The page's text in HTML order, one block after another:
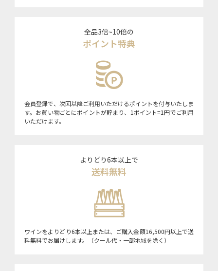
全品3倍~10倍の
ポイント特典
会員登録で、次回以降ご利用いただけるポイントを付与いたしま
す。お買い物ごとにポイントが貯まり、1ポイント=1円でご利用
いただけます。
よりどり6本以上で
送料無料
ワインをよりどり6本以上または、ご購入金額16,500円以上で送
料無料でお届けします。（クール代・一部地域を除く）